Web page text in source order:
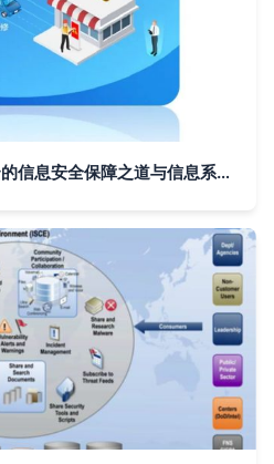
捍卫数字边界 门店标牌云的信息安全保障之道与信息系统技术服务